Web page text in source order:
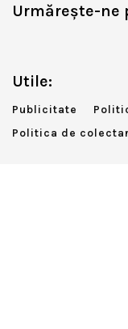
Urmărește-ne
Utile:
Publicitate
Politica de